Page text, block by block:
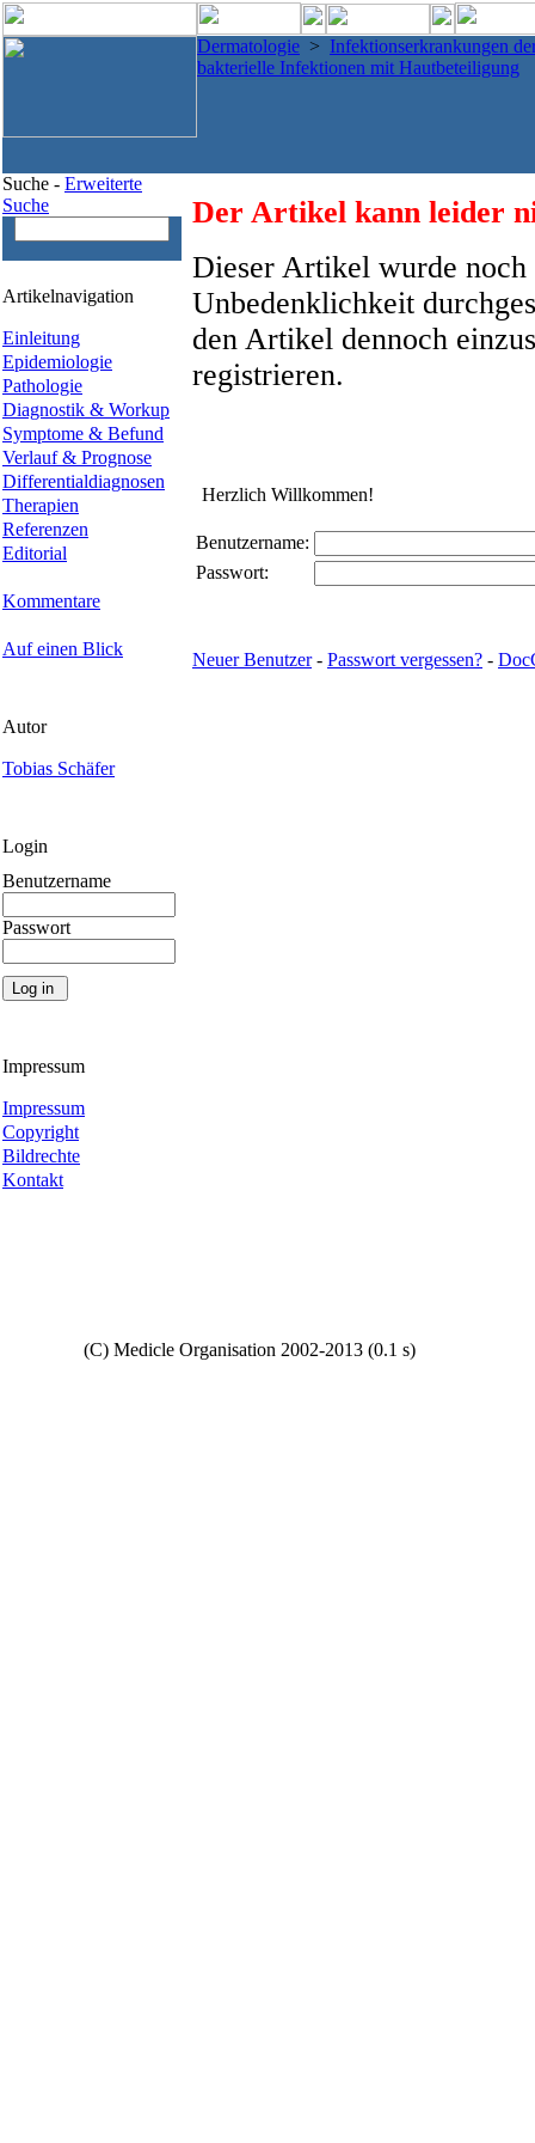
Dermatologie > Infektionserkrankungen
bakterielle Infektionen mit Hautbeteiligung
Suche - Erweiterte
Suche
Artikelnavigation
Einleitung
Epidemiologie
Pathologie
Diagnostik & Workup
Symptome & Befund
Verlauf & Prognose
Differentialdiagnosen
Therapien
Referenzen
Editorial
Kommentare
Auf einen Blick
Autor
Tobias Schäfer
Login
Benutzername
Passwort
Impressum
Impressum
Copyright
Bildrechte
Kontakt
Der Artikel kann leider
Dieser Artikel wurde
Unbedenklichkeit
den Artikel dennoch
registrieren.
Herzlich Willkommen!
Benutzername:
Passwort:
Neuer Benutzer- Passwort vergessen? -
(C) Medicle Organisation 2002-2013 (0.1 s)